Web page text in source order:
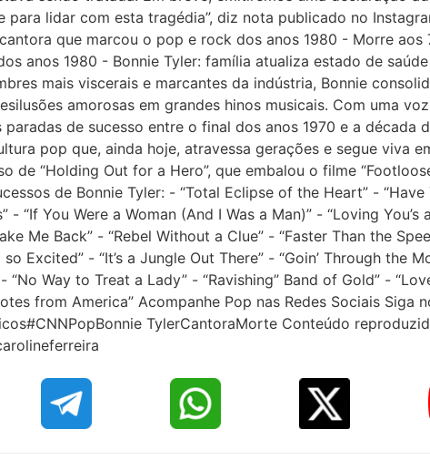
para lidar com esta tragédia”, diz nota publicado no
que marcou o pop e rock dos anos 1980 - Morre aos
anos 1980 - Bonnie Tyler: família atualiza estado de
mais viscerais e marcantes da indústria, Bonnie
amorosas em grandes hinos musicais. Com uma
de sucesso entre o final dos anos 1970 e a década
pop que, ainda hoje, atravessa gerações e segue viva
de “Holding Out for a Hero”, que embalou o filme
de Bonnie Tyler: - “Total Eclipse of the Heart” - “Have
- “If You Were a Woman (And I Was a Man)” - “Loving
Me Back” - “Rebel Without a Clue” - “Faster Than the
Excited” - “It’s a Jungle Out There” - “Goin’ Through the
“No Way to Treat a Lady” - “Ravishing” Band of Gold” -
from America” Acompanhe Pop nas Redes Sociais Siga
TylerCantoraMorte Conteúdo